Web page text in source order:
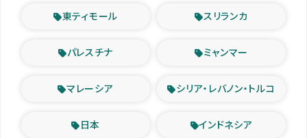
東ティモール スリランカ
パレスチナ ミャンマー
マレーシア シリア・レバノン・トルコ
日本 インドネシア